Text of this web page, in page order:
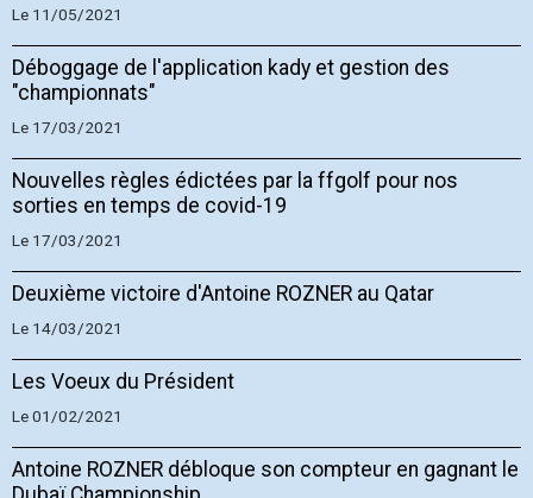
Le 11/05/2021
Déboggage de l'application kady et gestion des
"championnats"
Le 17/03/2021
Nouvelles règles édictées par la ffgolf pour nos
sorties en temps de covid-19
Le 17/03/2021
Deuxième victoire d'Antoine ROZNER au Qatar
Le 14/03/2021
Les Voeux du Président
Le 01/02/2021
Antoine ROZNER débloque son compteur en gagnant le